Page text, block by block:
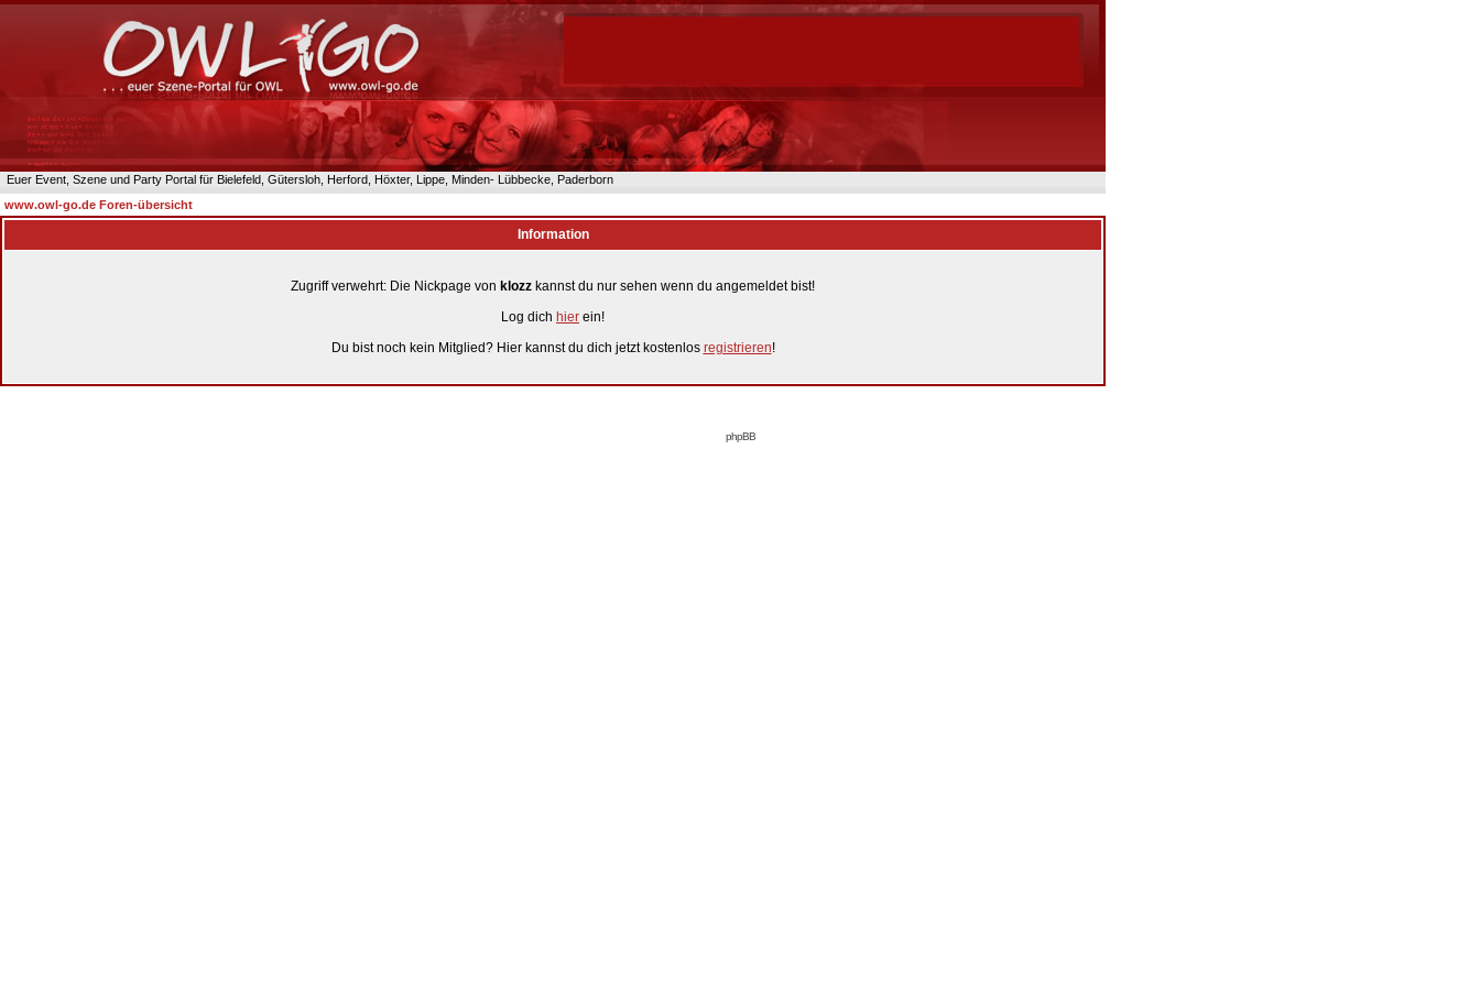
Euer Event, Szene und Party Portal für Bielefeld, Gütersloh, Herford, Höxter, Lippe, Minden- Lübbecke, Paderborn
www.owl-go.de Foren-übersicht
Information
Zugriff verwehrt: Die Nickpage von klozz kannst du nur sehen wenn du angemeldet bist!
Log dich hier ein!
Du bist noch kein Mitglied? Hier kannst du dich jetzt kostenlos registrieren!
phpBB